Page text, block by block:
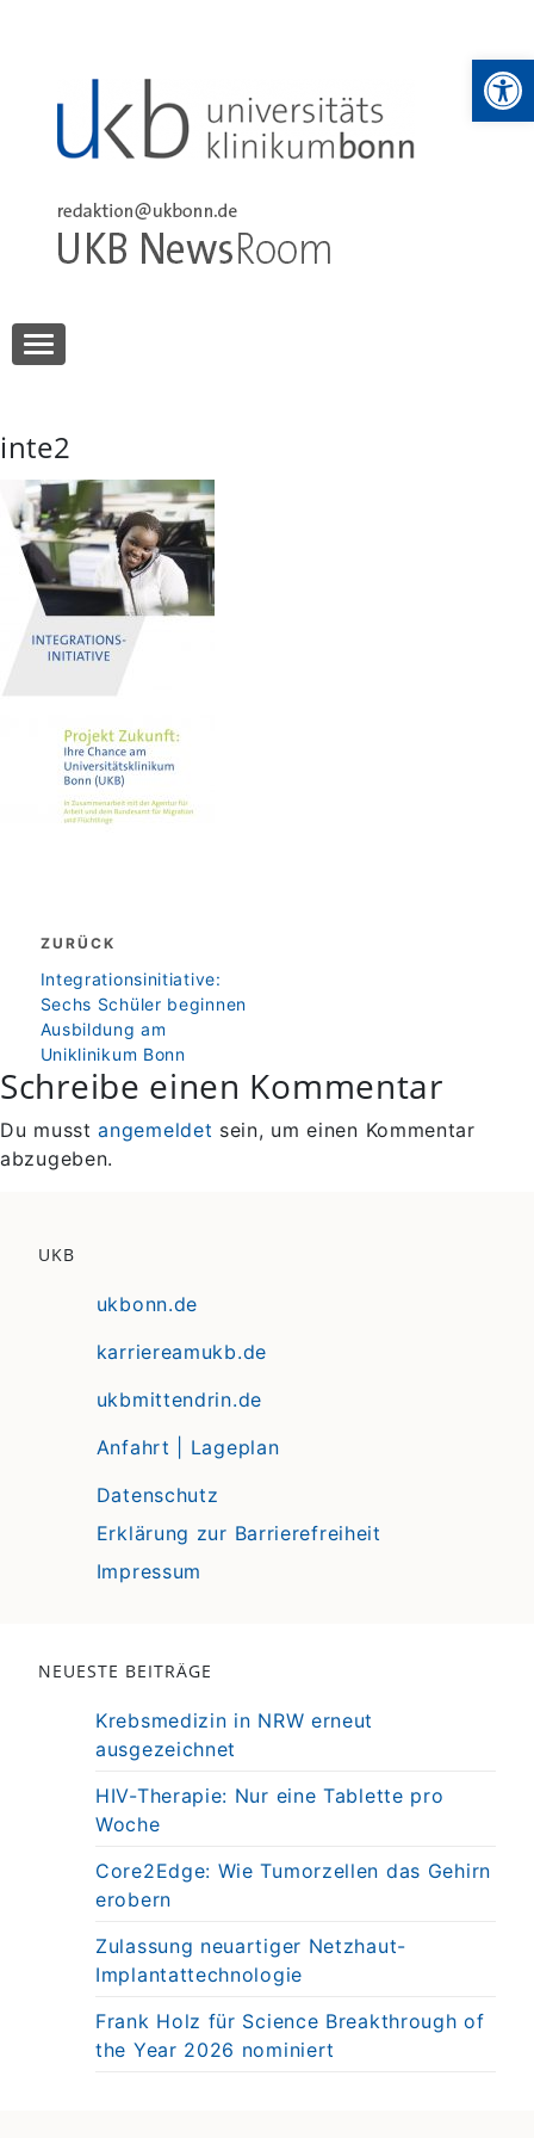
UKB NewsRoom
inte2
Beitragsnavigation
ZURÜCK
zurück
Integrationsinitiative:
Sechs Schüler beginnen
Ausbildung am
Uniklinikum Bonn
Schreibe einen Kommentar
Du musstangemeldet sein, um einen Kommentar
abzugeben.
UKB
ukbonn.de
karriereamukb.de
ukbmittendrin.de
Anfahrt | Lageplan
Datenschutz
Erklärung zur Barrierefreiheit
Impressum
NEUESTE BEITRÄGE
Krebsmedizin in NRW erneut
ausgezeichnet
HIV-Therapie: Nur eine Tablette pro
Woche
Core2Edge: Wie Tumorzellen das Gehirn
erobern
Zulassung neuartiger Netzhaut-
Implantattechnologie
Frank Holz für Science Breakthrough of
the Year 2026 nominiert